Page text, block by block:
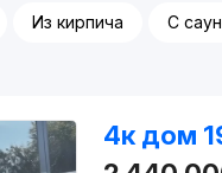
Из кирпича С
4к дом